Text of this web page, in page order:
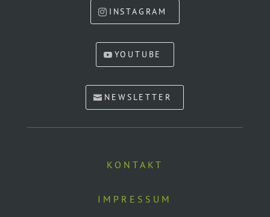
INSTAGRAM
YOUTUBE
NEWSLETTER
KONTAKT
IMPRESSUM